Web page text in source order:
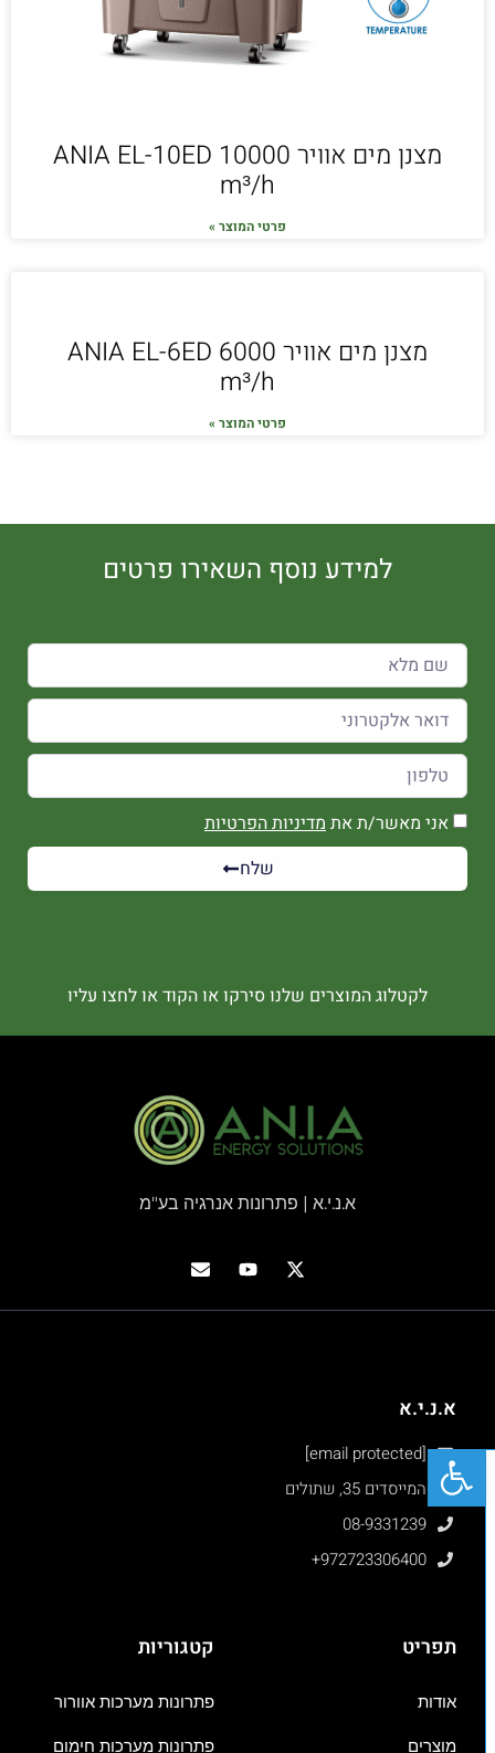
מצנן מים אוויר ANIA EL-10ED 10000
m³/h
פרטי המוצר »
מצנן מים אוויר ANIA EL-6ED 6000
m³/h
פרטי המוצר »
למידע נוסף השאירו פרטים
אני מאשר/ת אתמדיניות הפרטיות
שלח
לקטלוג המוצרים שלנו סירקו או הקוד או לחצו עליו
א.נ.י.א | פתרונות אנרגיה בע"מ
א.נ.י.א
[email protected]
המייסדים 35, שתולים
08-9331239
+972723306400
תפריט
אודות
מוצרים
קטגוריות
פתרונות מערכות אוורור
פתרונות מערכות חימום
פתח סרגל נגישות